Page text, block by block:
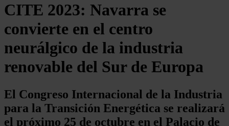
CITE 2023: Navarra se
convierte en el centro
neurálgico de la industria
renovable del Sur de Europa
El Congreso Internacional de la Industria
para la Transición Energética se realizará
el próximo 25 de octubre en el Palacio de